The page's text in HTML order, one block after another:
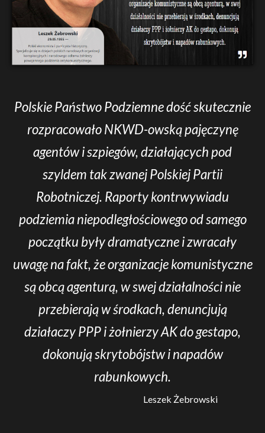
Polskie Państwo Podziemne dość skutecznie
rozpracowało NKWD-owską pajęczynę
agentów i szpiegów, działających pod
szyldem tak zwanej Polskiej Partii
Robotniczej. Raporty kontrwywiadu
podziemia niepodległościowego od samego
początku były dramatyczne i zwracały
uwagę na fakt, że organizacje komunistyczne
są obcą agenturą, w swej działalności nie
przebierają w środkach, denuncjują
działaczy PPP i żołnierzy AK do gestapo,
dokonują skrytobójstw i napadów
rabunkowych.
Leszek Żebrowski